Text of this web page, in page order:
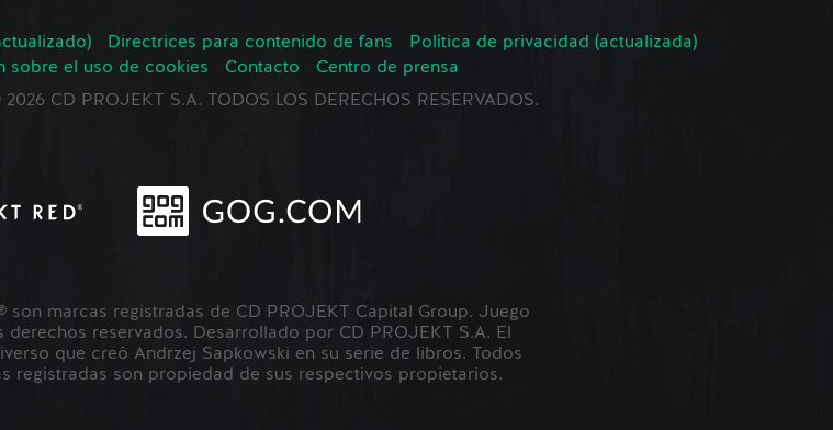
Directrices para contenido de fans
Política de privacidad (actualizada)
sobre el uso de cookies Contacto
Centro de prensa
CD PROJEKT S.A. TODOS LOS DERECHOS RESERVADOS.
son marcas registradas de CD PROJEKT Capital Group. Juego
derechos reservados. Desarrollado por CD PROJEKT S.A. El
que creó Andrzej Sapkowski en su serie de libros. Todos
registradas son propiedad de sus respectivos propietarios.